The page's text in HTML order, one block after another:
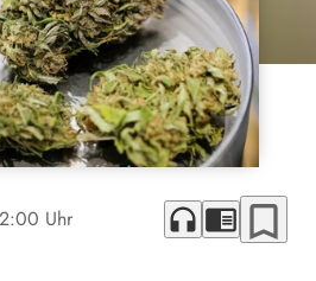
Uhr headphones chrome_reader_mode bookmark_border